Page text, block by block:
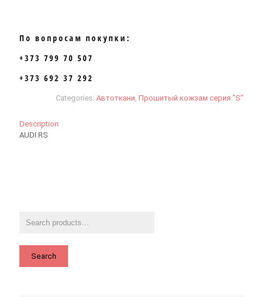
По вопросам покупки:
+373 799 70 507
+373 692 37 292
Categories: Автоткани, Прошитый кожзам серия "S"
Description
AUDI RS
Search